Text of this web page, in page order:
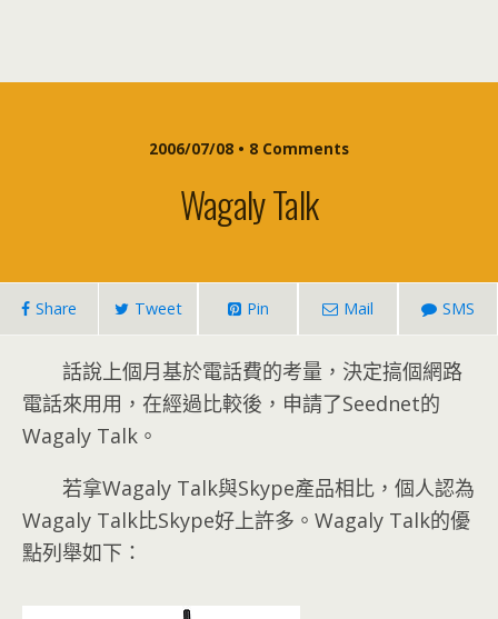
2006/07/08 • 8 Comments
Wagaly Talk
Share Tweet Pin Mail SMS
話說上個月基於電話費的考量，決定搞個網路
電話來用用，在經過比較後，申請了Seednet的
Wagaly Talk。
若拿Wagaly Talk與Skype產品相比，個人認為
Wagaly Talk比Skype好上許多。Wagaly Talk的優
點列舉如下：